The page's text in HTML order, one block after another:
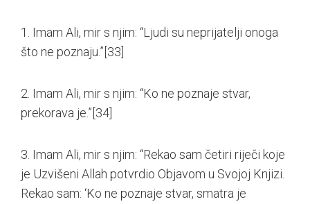
1. Imam Ali, mir s njim: “Ljudi su neprijatelji onoga
što ne poznaju.”[33]
2. Imam Ali, mir s njim: “Ko ne poznaje stvar,
prekorava je.”[34]
3. Imam Ali, mir s njim: “Rekao sam četiri riječi koje
je Uzvišeni Allah potvrdio Objavom u Svojoj Knjizi.
Rekao sam: ‘Ko ne poznaje stvar, smatra je